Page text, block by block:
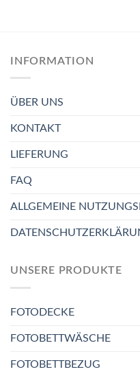
INFORMATION
ÜBER UNS
KONTAKT
LIEFERUNG
FAQ
ALLGEMEINE
UNSERE PRODUKTE
FOTODECKE
FOTOBETTWÄSCHE
FOTOBETTBEZUG